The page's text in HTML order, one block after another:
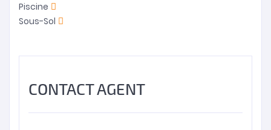
Piscine
Sous-Sol
CONTACT AGENT